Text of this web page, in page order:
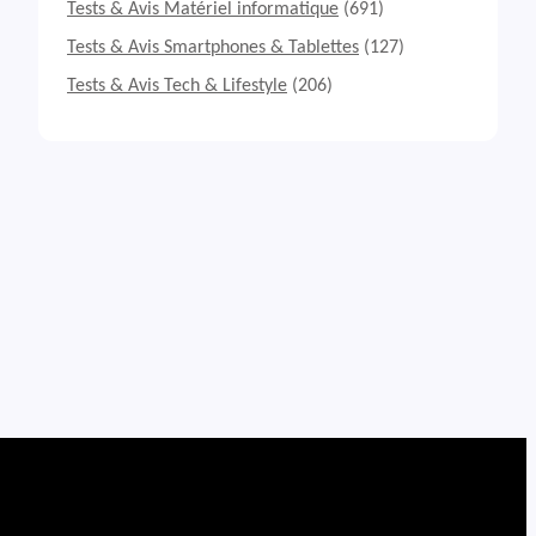
Tests & Avis Matériel informatique (691)
Tests & Avis Smartphones & Tablettes (127)
Tests & Avis Tech & Lifestyle (206)